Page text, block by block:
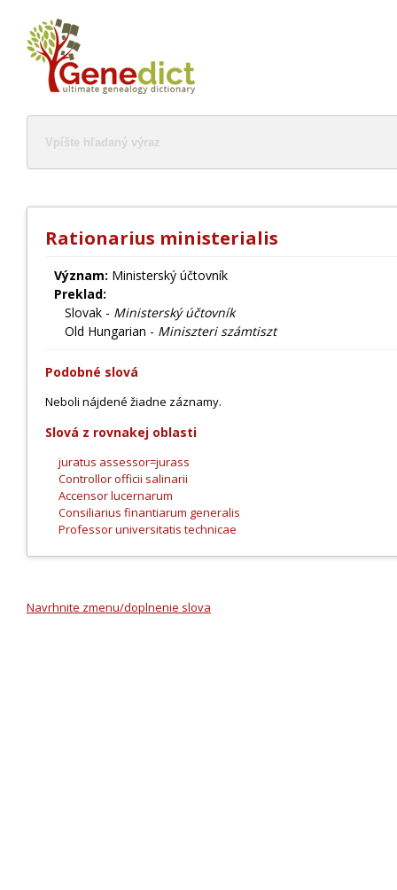
Rationarius ministerialis
Význam: Ministerský účtovník
Preklad:
Slovak - Ministerský účtovník
Old Hungarian - Miniszteri számtiszt
Podobné slová
Neboli nájdené žiadne záznamy.
Slová z rovnakej oblasti
juratus assessor=jurass
Controllor officii salinarii
Accensor lucernarum
Consiliarius finantiarum generalis
Professor universitatis technicae
Navrhnite zmenu/doplnenie slova